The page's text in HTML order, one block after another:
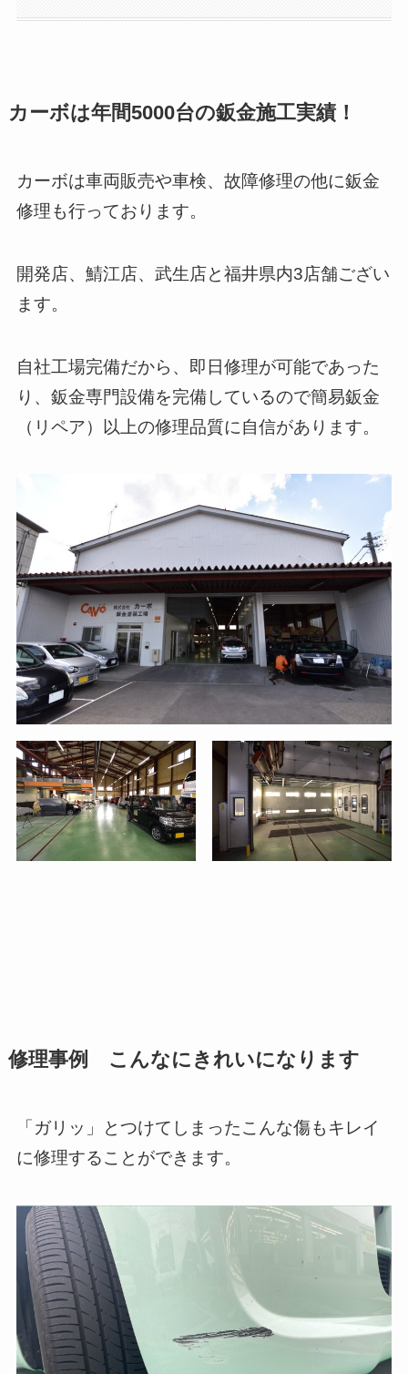
カーボは年間5000台の鈑金施工実績！
カーボは車両販売や車検、故障修理の他に鈑金
修理も行っております。
開発店、鯖江店、武生店と福井県内3店舗ござい
ます。
自社工場完備だから、即日修理が可能であった
り、鈑金専門設備を完備しているので簡易鈑金
（リペア）以上の修理品質に自信があります。
修理事例 こんなにきれいになります
「ガリッ」とつけてしまったこんな傷もキレイ
に修理することができます。